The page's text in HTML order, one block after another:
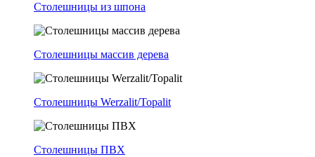
Столешницы из шпона
Столешницы массив дерева
Столешницы Werzalit/Topalit
Столешницы ПВХ